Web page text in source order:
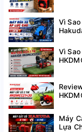
Vì
Vì
Máy
Lựa